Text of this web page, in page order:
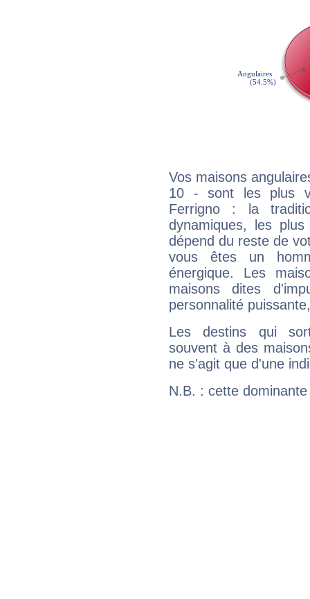
Vos maisons
10 - sont les plus
Ferrigno : la
dynamiques, les
dépend du reste de
vous êtes un
énergique. Les
maisons dites
personnalité
Les destins qui
souvent à des
ne s'agit que d'une
N.B. : cette